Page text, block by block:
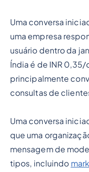
Uma conversa
uma empresa
usuário dentro da
Índia é de INR 0,35/
principalmente
consultas de
Uma conversa
que uma
mensagem de
tipos, incluindo